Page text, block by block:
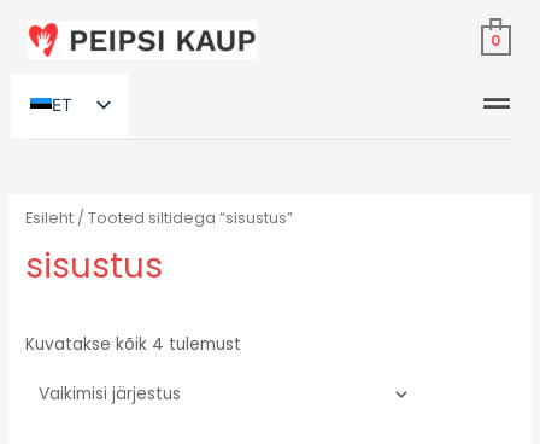
0
ET
RU
Esileht / Tooted siltidega “sisustus”
sisustus
Kuvatakse kõik 4 tulemust